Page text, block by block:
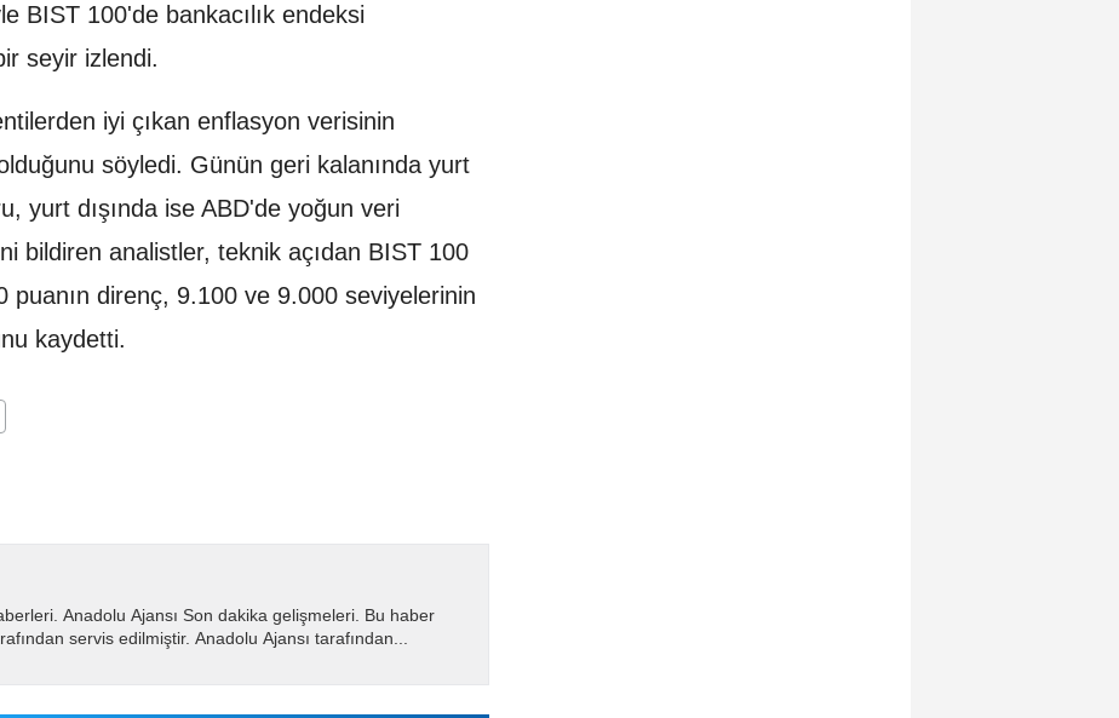
BIST 100'de bankacılık endeksi
seyir izlendi.
iyi çıkan enflasyon verisinin
söyledi. Günün geri kalanında yurt
yurt dışında ise ABD'de yoğun veri
bildiren analistler, teknik açıdan BIST 100
puanın direnç, 9.100 ve 9.000 seviyelerinin
kaydetti.
Anadolu Ajansı Son dakika gelişmeleri. Bu haber
servis edilmiştir. Anadolu Ajansı tarafından...